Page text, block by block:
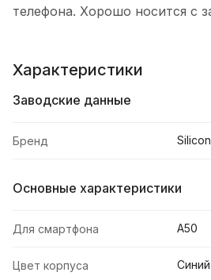
телефона. Хорошо носится с
Характеристики
Заводские данные
Бренд
Основные характеристики
Для смартфона A50
Цвет корпуса Синий